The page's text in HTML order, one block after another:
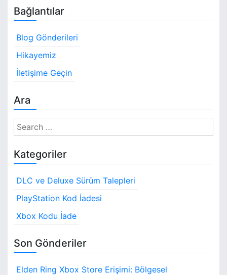
Bağlantılar
Blog Gönderileri
Hikayemiz
İletişime Geçin
Ara
S
e
r
h
Kategoriler
DLC ve Deluxe Sürüm Talepleri
PlayStation Kod İadesi
Xbox Kodu İade
Son Gönderiler
Elden Ring Xbox Store Erişimi: Bölgesel